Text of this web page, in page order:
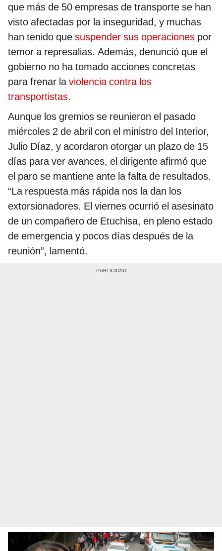
que más de 50 empresas de transporte se han
visto afectadas por la inseguridad, y muchas
han tenido que suspender sus operaciones por
temor a represalias. Además, denunció que el
gobierno no ha tomado acciones concretas
para frenar laviolencia contra los
transportistas.
Aunque los gremios se reunieron el pasado
miércoles 2 de abril con el ministro del Interior,
Julio Díaz, y acordaron otorgar un plazo de 15
días para ver avances, el dirigente afirmó que
el paro se mantiene ante la falta de resultados.
“La respuesta más rápida nos la dan los
extorsionadores. El viernes ocurrió el asesinato
de un compañero de Etuchisa, en pleno estado
de emergencia y pocos días después de la
reunión”, lamentó.